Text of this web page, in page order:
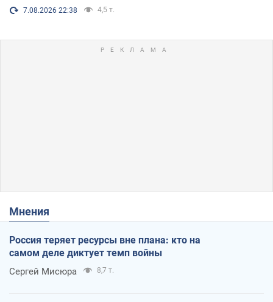
7.08.2026 22:38 4,5 т.
Мнения
Россия теряет ресурсы вне плана: кто на
самом деле диктует темп войны
Сергей Мисюра 8,7 т.